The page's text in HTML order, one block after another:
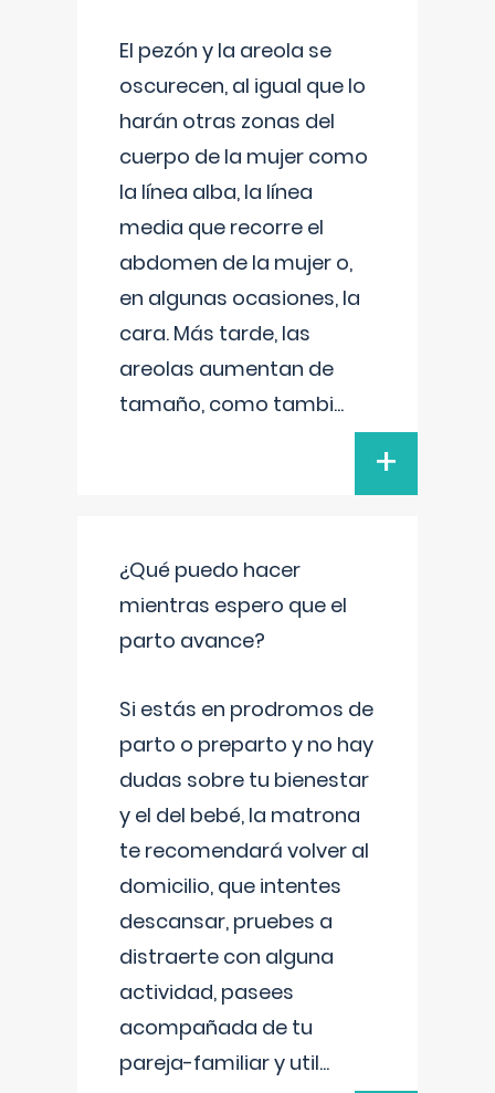
El pezón y la areola se
oscurecen, al igual que lo
harán otras zonas del
cuerpo de la mujer como
la línea alba, la línea
media que recorre el
abdomen de la mujer o,
en algunas ocasiones, la
cara. Más tarde, las
areolas aumentan de
tamaño, como tambi...
+
¿Qué puedo hacer
mientras espero que el
parto avance?
Si estás en prodromos de
parto o preparto y no hay
dudas sobre tu bienestar
y el del bebé, la matrona
te recomendará volver al
domicilio, que intentes
descansar, pruebes a
distraerte con alguna
actividad, pasees
acompañada de tu
pareja-familiar y util...